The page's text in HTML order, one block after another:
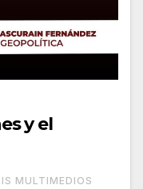
y el
MULTIMEDIOS